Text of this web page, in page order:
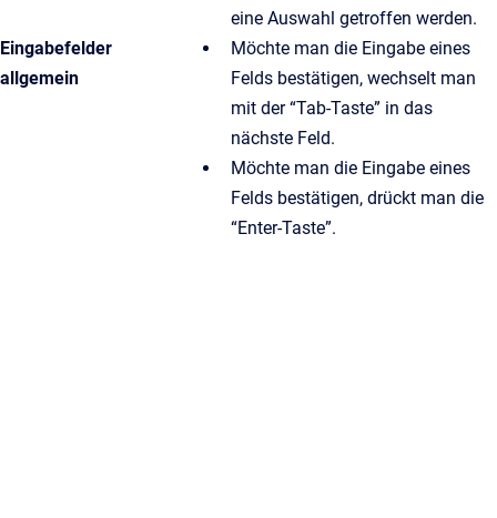
Eingabefelder
allgemein
eine Auswahl getroffen werden.
Möchte man die Eingabe eines
Felds bestätigen, wechselt man
mit der “Tab-Taste” in das
nächste Feld.
Möchte man die Eingabe eines
Felds bestätigen, drückt man die
“Enter-Taste”.